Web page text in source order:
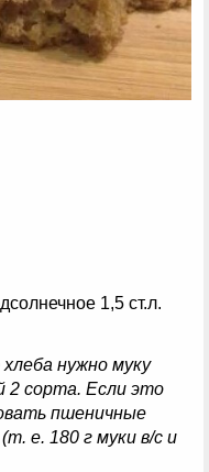
1,5 ст.л.
нужно муку
2 сорта. Если это
пшеничные
е. 180 г муки в/с и